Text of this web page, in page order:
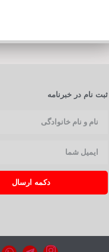
ثبت نام در خبرنامه
دکمه ارسال